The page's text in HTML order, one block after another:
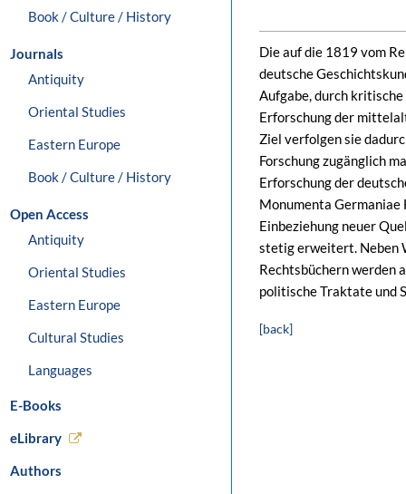
Book / Culture / History
Journals
Antiquity
Oriental Studies
Eastern Europe
Book / Culture / History
Open Access
Antiquity
Oriental Studies
Eastern Europe
Cultural Studies
Languages
E-Books
eLibrary
Authors
Die auf die 1819 vom
deutsche
Aufgabe, durch
Erforschung der
Ziel verfolgen sie
Forschung zugänglich
Erforschung der
Monumenta Germaniae
Einbeziehung neuer
stetig erweitert. Neben
Rechtsbüchern werden
politische Traktate und
[back]